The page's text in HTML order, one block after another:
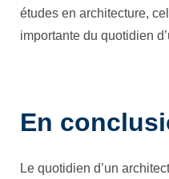
études en architecture,
importante du quotidien
En
Le quotidien d’un